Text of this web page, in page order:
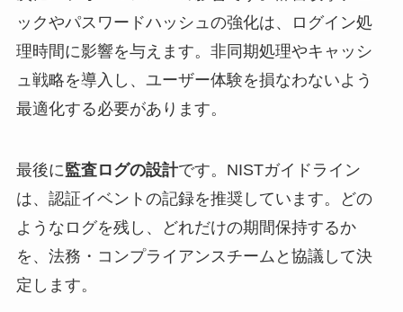
ックやパスワードハッシュの強化は、ログイン処
理時間に影響を与えます。非同期処理やキャッシ
ュ戦略を導入し、ユーザー体験を損なわないよう
最適化する必要があります。
最後に監査ログの設計です。NISTガイドライン
は、認証イベントの記録を推奨しています。どの
ようなログを残し、どれだけの期間保持するか
を、法務・コンプライアンスチームと協議して決
定します。